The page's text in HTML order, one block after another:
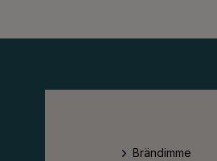
Brändimme